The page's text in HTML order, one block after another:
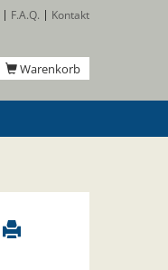
F.A.Q. Kontakt
Warenkorb